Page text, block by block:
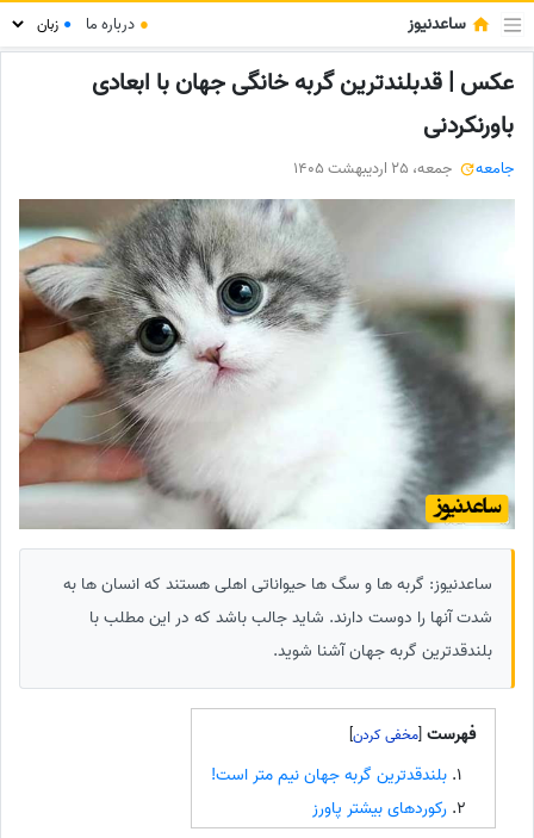
ساعدنیوز ● درباره ما ●
عکس | قدبلندترین گربه خانگی جهان با ابعادی
باورنکردنی
جامعه جمعه، 25 اردیبهشت 1405
ساعدنیوز: گربه ها و سگ ها حیواناتی اهلی هستند که انسان ها به
شدت آنها را دوست دارند. شاید جالب باشد که در این مطلب با
بلندقدترین گربه جهان آشنا شوید.
فهرست [
]
بلندقدترین گربه جهان نیم متر است!
رکوردهای بیشتر پاورز